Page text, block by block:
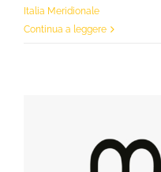
Italia Meridionale
Continua a leggere